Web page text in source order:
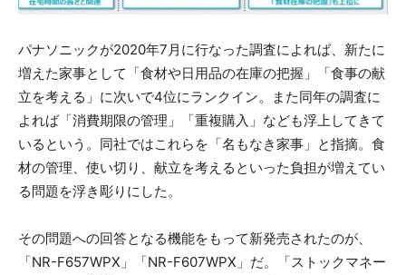
パナソニックが2020年7月に行なった調査によれば、新たに
増えた家事として「食材や日用品の在庫の把握」「食事の献
立を考える」に次いで4位にランクイン。また同年の調査に
よれば「消費期限の管理」「重複購入」なども浮上してきて
いるという。同社ではこれらを「名もなき家事」と指摘。食
材の管理、使い切り、献立を考えるといった負担が増えてい
る問題を浮き彫りにした。
その問題への回答となる機能をもって新発売されたのが、
「NR-F657WPX」「NR-F607WPX」だ。「ストックマネー